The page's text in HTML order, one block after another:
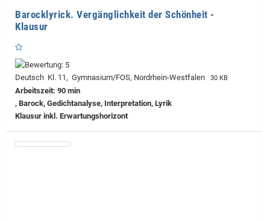
Barocklyrick. Vergänglichkeit der Schönheit -
Klausur
Deutsch Kl. 11, Gymnasium/FOS, Nordrhein-Westfalen 30 KB
Arbeitszeit: 90 min
, Barock, Gedichtanalyse, Interpretation, Lyrik
Klausur inkl. Erwartungshorizont